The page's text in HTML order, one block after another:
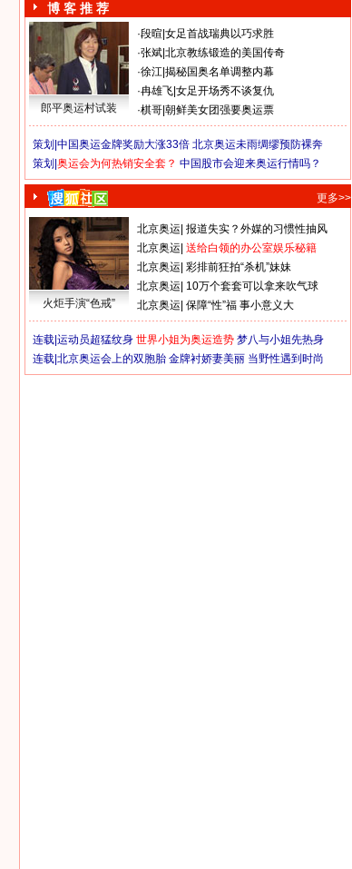
博 客 推 荐
郎平奥运村试装
·段暄 女足首战瑞典以巧求胜
·张斌 北京教练锻造的美国传奇
·徐江 揭秘国奥名单调整内幕
·冉雄飞 女足开场秀不谈复仇
·棋哥 朝鲜美女团强要奥运票
策划| 中国奥运金牌奖励大涨33倍 北京奥运未雨绸缪预防裸奔
策划| 奥运会为何热销安全套？ 中国股市会迎来奥运行情吗？
更多>>
火炬手演“色戒”
北京奥运 报道失实？外媒的习惯性抽风
北京奥运 送给白领的办公室娱乐秘籍
北京奥运 彩排前狂拍“杀机”妹妹
北京奥运 10万个套套可以拿来吹气球
北京奥运 保障“性”福 事小意义大
连载| 运动员超猛纹身 世界小姐为奥运造势 梦八与小姐先热身
连载| 北京奥运会上的双胞胎 金牌衬娇妻美丽 当野性遇到时尚